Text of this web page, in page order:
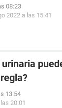
08:23
2022 a las 15:41
13:54
20:01